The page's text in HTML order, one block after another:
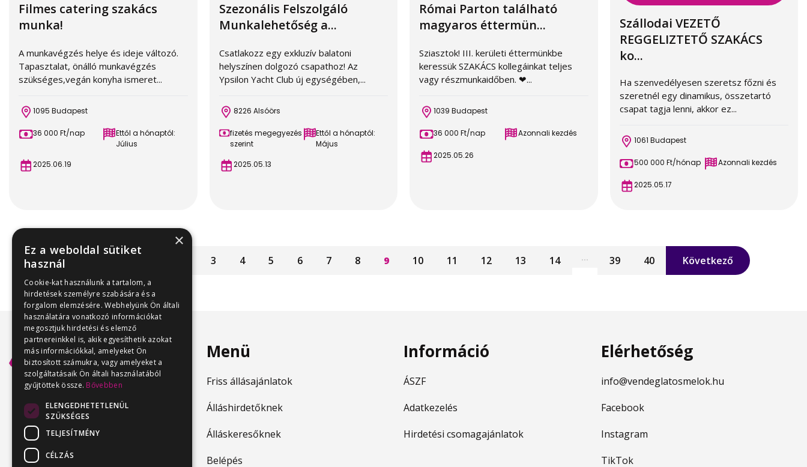
Filmes catering szakács
munka!
A munkavégzés helye és ideje változó.
Tapasztalat, önálló munkavégzés
szükséges,vegán konyha ismeret...
1095 Budapest
36 000 Ft/nap
Ettől a hónaptól:
Július
2025.06.19
Szezonális Felszolgáló
Munkalehetőség a...
Csatlakozz egy exkluzív balatoni
helyszínen dolgozó csapathoz! Az
Ypsilon Yacht Club új egységében,...
8226 Alsóörs
fizetés megegyezés
szerint
Ettől a hónaptól:
Május
2025.05.13
Római Parton található
magyaros éttermün...
Sziasztok! III. kerületi éttermünkbe
keressük SZAKÁCS kollegáinkat teljes
vagy részmunkaidőben. ❤...
1039 Budapest
36 000 Ft/nap Azonnali kezdés
2025.05.26
Szállodai VEZETŐ
REGGELIZTETŐ SZAKÁCS
ko...
Ha szenvedélyesen szeretsz főzni és
szeretnél egy dinamikus, összetartó
csapat tagja lenni, akkor ez...
1061 Budapest
500 000 Ft/hónap Azonnali kezdés
2025.05.17
3 4 5 6 7 8 9 10 11 12 13 14 ... 39 40 Következő
Menü
Friss állásajánlatok
Álláshirdetőknek
Álláskeresőknek
Belépés
Információ
ÁSZF
Adatkezelés
Hirdetési csomagajánlatok
Elérhetőség
info@vendeglatosmelok.hu
Facebook
Instagram
TikTok
×
Ez a weboldal sütiket
használ
Cookie-kat használunk a tartalom, a
hirdetések személyre szabására és a
forgalom elemzésére. Webhelyünk Ön általi
használatára vonatkozó információkat
megosztjuk hirdetési és elemző
partnereinkkel is, akik egyesíthetik azokat
más információkkal, amelyeket Ön
biztosított számukra, vagy amelyeket a
szolgáltatásaik Ön általi használatából
gyűjtöttek össze. Bővebben
ELENGEDHETETLENÜL
SZÜKSÉGES
TELJESÍTMÉNY
CÉLZÁS